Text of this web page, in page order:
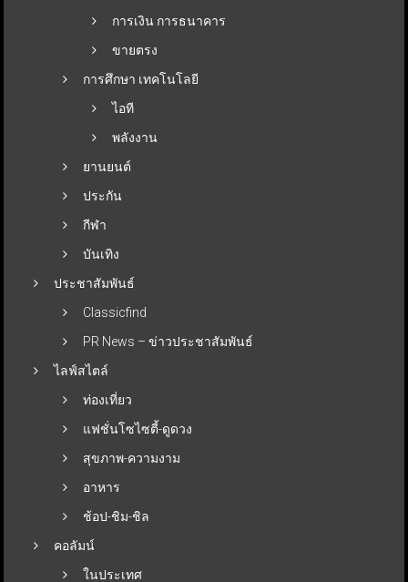
การเงิน การธนาคาร
ขายตรง
การศึกษา เทคโนโลยี
ไอที
พลังงาน
ยานยนต์
ประกัน
กีฬา
บันเทิง
ประชาสัมพันธ์
Classicfind
PR News – ข่าวประชาสัมพันธ์
ไลฟ์สไตล์
ท่องเที่ยว
แฟชั่นโซไซตี้-ดูดวง
สุขภาพ-ความงาม
อาหาร
ช้อป-ชิม-ชิล
คอลัมน์
ในประเทศ